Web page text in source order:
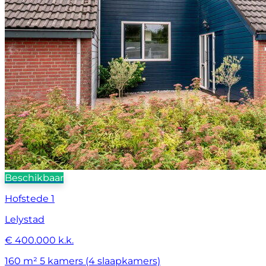
Beschikbaar
Hofstede 1
Lelystad
€ 400.000 k.k.
160 m² 5 kamers (4 slaapkamers)